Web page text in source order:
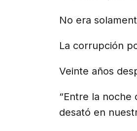
No era
La corrupción
Veinte años
“Entre la noche
desató en